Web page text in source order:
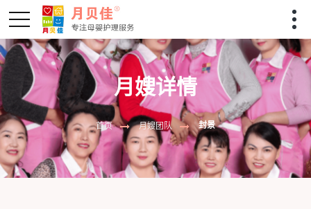
月嫂详情
首页 月嫂团队 封景